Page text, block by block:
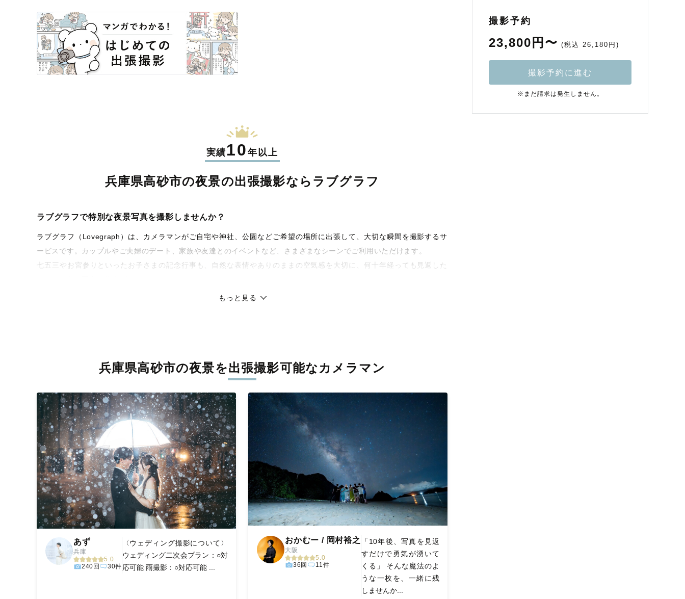
実績10年以上
兵庫県高砂市の夜景の出張撮影なら ラブグラフ
ラブグラフで特別な夜景写真を撮影しませんか？
ラブグラフ（Lovegraph）は、カメラマンがご自宅や神社、公園などご希望の場所に出張して、大切な瞬間を撮影するサ
ービスです。カップルやご夫婦のデート、家族や友達とのイベントなど、さまざまなシーンでご利用いただけます。
七五三やお宮参りといったお子さまの記念行事も、自然な表情やありのままの空気感を大切に、何十年経っても見返した
丁寧なレタッチで思い出を美しく仕上げます
上がりに。きっと「こんな写真を撮ってほしかった！」と思える一枚に出会えます。まずは、ラブグラフの
撮影事例
をご
覧ください。
もっと見る
兵庫県高砂市の夜景を出張撮影可能なカメラマン
あず
兵庫
5.0
240回
30件
〈ウェディング撮影について〉
ウェディング二次会プラン：○対
応可能 雨撮影：○対応可能 ...
おかむー / 岡村裕之
大阪
5.0
36回
11件
「10年後、写真を見返
すだけで勇気が湧いて
くる」 そんな魔法のよ
うな一枚を、一緒に残
しませんか...
撮影予約
23,800円〜 (税込 26,180円)
撮影予約に進む
※まだ請求は発生しません。